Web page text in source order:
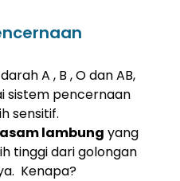
A , B , O dan AB,
sistem pencernaan
sensitif.
asam lambung yang
tinggi dari golongan
Kenapa?